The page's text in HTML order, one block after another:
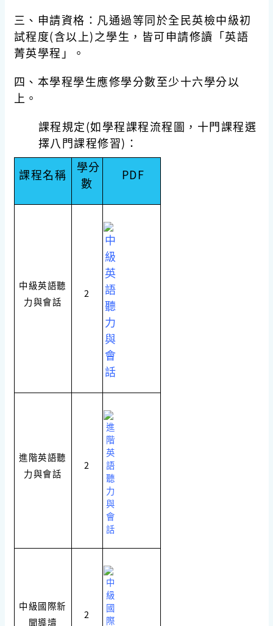
三、申請資格：凡通過等同於全民英檢中級初
試程度(含以上)之學生，皆可申請修讀「英語
菁英學程」。
四、本學程學生應修學分數至少十六學分以
上。
課程規定(如學程課程流程圖，十門課程選
擇八門課程修習)：
課程名稱
學分
數
PDF
中級英語聽
力與會話
2
進階英語聽
力與會話
2
中級國際新
聞導讀
2